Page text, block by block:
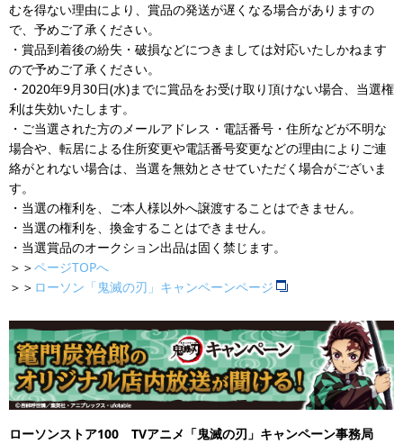
むを得ない理由により、賞品の発送が遅くなる場合がありますの
で、予めご了承ください。
・賞品到着後の紛失・破損などにつきましては対応いたしかねます
ので予めご了承ください。
・2020年9月30日(水)までに賞品をお受け取り頂けない場合、当選権
利は失効いたします。
・ご当選された方のメールアドレス・電話番号・住所などが不明な
場合や、転居による住所変更や電話番号変更などの理由によりご連
絡がとれない場合は、当選を無効とさせていただく場合がございま
す。
・当選の権利を、ご本人様以外へ譲渡することはできません。
・当選の権利を、換金することはできません。
・当選賞品のオークション出品は固く禁じます。
＞＞ページTOPへ
＞＞ ローソン「鬼滅の刃」キャンペーンページ
ローソンストア100 TVアニメ​「鬼滅の刃」キャンペーン事務局